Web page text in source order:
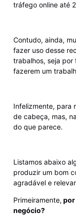
tráfego online até
Contudo, ainda,
fazer uso desse
trabalhos, seja
fazerem um
Infelizmente, para
de cabeça, mas,
do que parece.
Listamos abaixo
produzir um bom
agradável e
Primeiramente, por
negócio?